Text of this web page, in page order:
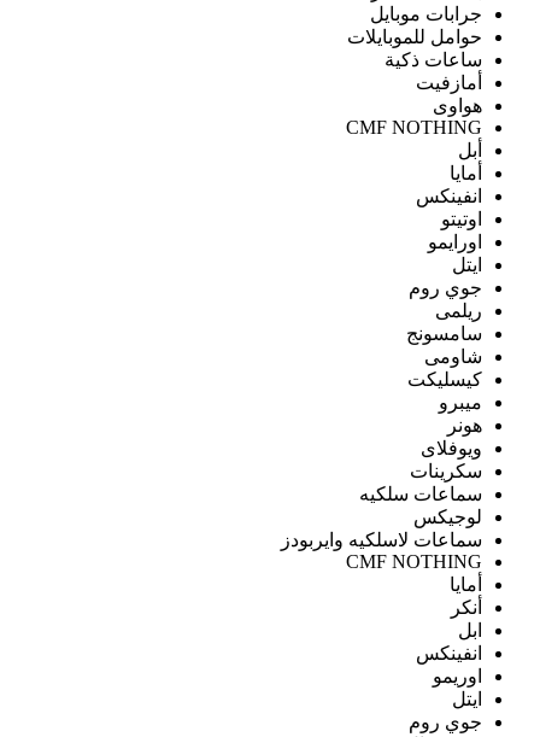
جرابات موبايل
حوامل للموبايلات
ساعات ذكية
أمازفيت
هواوى
CMF NOTHING
أبل
أمايا
انفينكس
اوتيتو
اورايمو
ايتل
جوي روم
ريلمى
سامسونج
شاومى
كيسليكت
ميبرو
هونر
ويوفلاى
سكرينات
سماعات سلكيه
لوجيكس
سماعات لاسلكيه وايربودز
CMF NOTHING
أمايا
أنكر
ابل
انفينكس
اوريمو
ايتل
جوي روم